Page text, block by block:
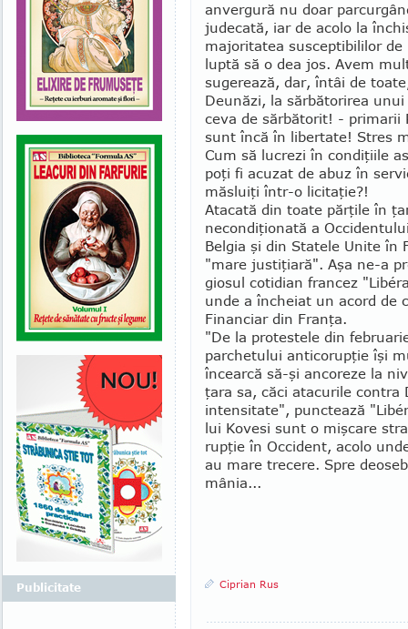
anvergură nu doar
judecată, iar de acolo la
majoritatea suscep­tibililor
luptă să o dea jos. Avem
sugerează, dar, întâi de
Deu­năzi, la sărbătorirea
ceva de sărbătorit! - primarii
sunt încă în libertate! Stres
Cum să lucrezi în condiţiile
poţi fi acuzat de abuz în
măsluiţi într-o licitaţie?!
Atacată din toate părţile în
necondiţionată a
Belgia şi din Statele Unite în
"mare justiţia­ră". Aşa ne-a
giosul cotidian francez
unde a încheiat un acord de
Financiar din Franţa.
"De la protestele din
parchetului antico­rupţie îşi
încearcă să-şi ancoreze la
ţara sa, căci atacurile con­tra
inten­sitate", punctează
lui Kovesi sunt o miş­care
rup­ţie în Occident, acolo
au mare trecere. Spre
mânia...
Ciprian Rus
Publicitate